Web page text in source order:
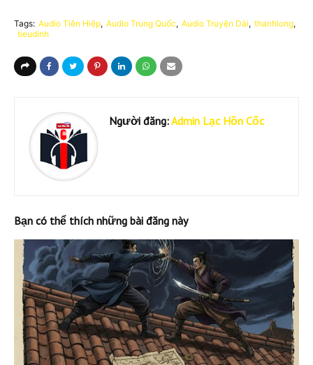
Tags: Audio Tiên Hiệp Audio Trung Quốc Audio Truyện Dài thanhlong
tieudinh
Người đăng:Admin Lạc Hồn Cốc
Bạn có thể thích những bài đăng này